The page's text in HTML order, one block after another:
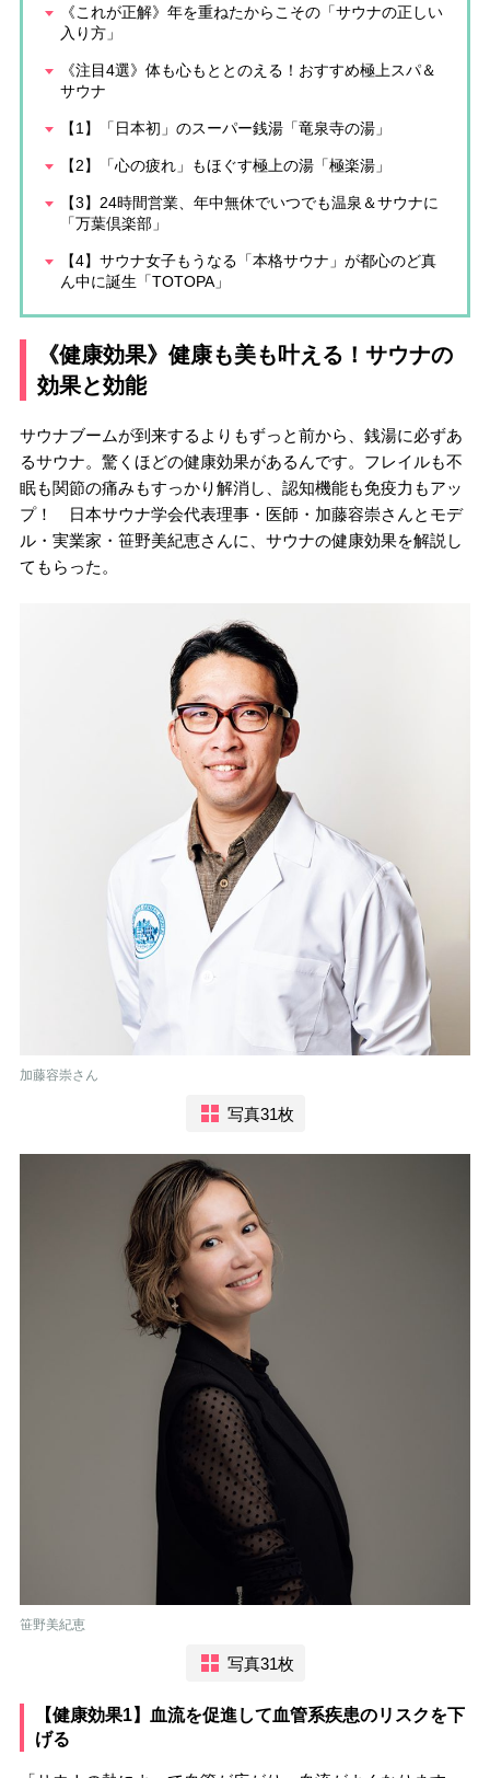
《これが正解》年を重ねたからこその「サウナの正しい
入り方」
《注目4選》体も心もととのえる！おすすめ極上スパ＆
サウナ
【1】「日本初」のスーパー銭湯「竜泉寺の湯」
【2】「心の疲れ」もほぐす極上の湯「極楽湯」
【3】24時間営業、年中無休でいつでも温泉＆サウナに
「万葉倶楽部」
【4】サウナ女子もうなる「本格サウナ」が都心のど真
ん中に誕生「TOTOPA」
《健康効果》健康も美も叶える！サウナの
効果と効能
サウナブームが到来するよりもずっと前から、銭湯に必ずあ
るサウナ。驚くほどの健康効果があるんです。フレイルも不
眠も関節の痛みもすっかり解消し、認知機能も免疫力もアッ
プ！ 日本サウナ学会代表理事・医師・加藤容崇さんとモデ
ル・実業家・笹野美紀恵さんに、サウナの健康効果を解説し
てもらった。
加藤容崇さん
写真31枚
笹野美紀恵
写真31枚
【健康効果1】血流を促進して血管系疾患のリスクを下
げる